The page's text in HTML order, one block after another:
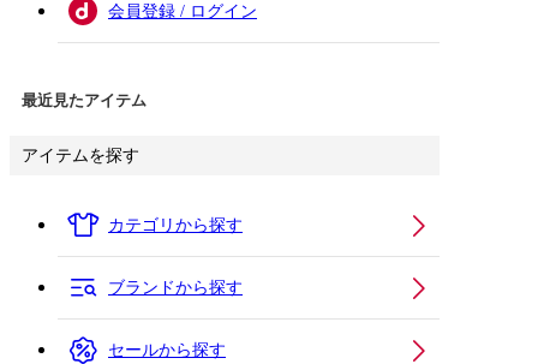
会員登録 / ログイン
最近見たアイテム
アイテムを探す
カテゴリから探す
ブランドから探す
セールから探す